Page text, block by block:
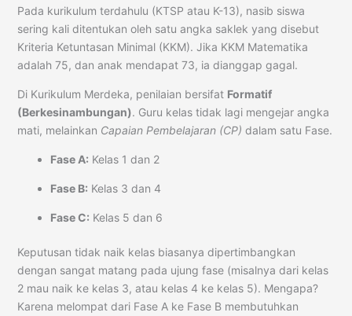
Pada kurikulum terdahulu (KTSP atau K-13), nasib siswa
sering kali ditentukan oleh satu angka saklek yang disebut
Kriteria Ketuntasan Minimal (KKM). Jika KKM Matematika
adalah 75, dan anak mendapat 73, ia dianggap gagal.
Di Kurikulum Merdeka, penilaian bersifat Formatif
(Berkesinambungan). Guru kelas tidak lagi mengejar angka
mati, melainkan Capaian Pembelajaran (CP) dalam satu Fase.
Fase A: Kelas 1 dan 2
Fase B: Kelas 3 dan 4
Fase C: Kelas 5 dan 6
Keputusan tidak naik kelas biasanya dipertimbangkan
dengan sangat matang pada ujung fase (misalnya dari kelas
2 mau naik ke kelas 3, atau kelas 4 ke kelas 5). Mengapa?
Karena melompat dari Fase A ke Fase B membutuhkan